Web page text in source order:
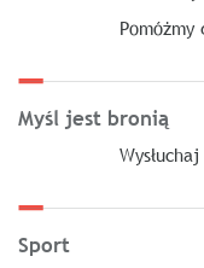
Myśl jest bronią
Sport